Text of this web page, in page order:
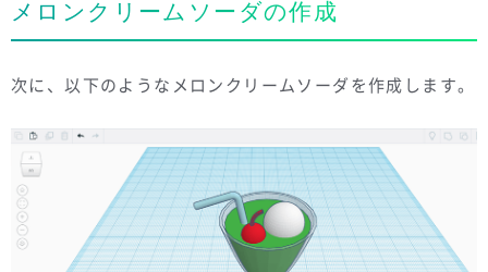
メロンクリームソーダの作成
次に、以下のようなメロンクリームソーダを作成します。